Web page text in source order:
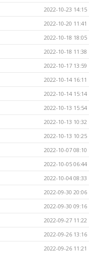
2022-10-23 14:15
2022-10-20 11:41
2022-10-18 18:05
2022-10-18 11:38
2022-10-17 13:59
2022-10-14 16:11
2022-10-14 15:14
2022-10-13 15:54
2022-10-13 10:32
2022-10-13 10:25
2022-10-07 08:10
2022-10-05 06:44
2022-10-04 08:33
2022-09-30 20:06
2022-09-30 09:16
2022-09-27 11:22
2022-09-26 13:16
2022-09-26 11:21